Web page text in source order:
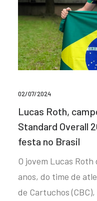
02/07/2024
Lucas Roth,
Standard Overall
festa no Brasil
O jovem Lucas Roth
anos, do time de
de Cartuchos